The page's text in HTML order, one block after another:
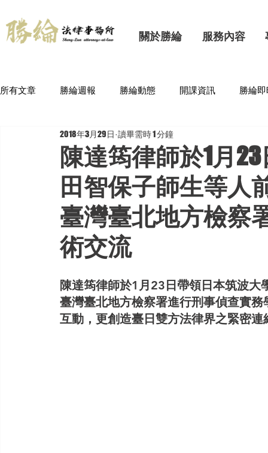
關於勝綸 服務內容
所有文章 勝綸週報 勝綸動態 開課資訊 勝綸
陳達筠律師於1月
田智保子師生等人
臺灣臺北地方檢察
術交流
2018年3月29日 讀畢需時 1 分鐘
陳達筠律師於1月23日帶領日本筑波
臺灣臺北地方檢察署進行刑事偵查實
互動，更創造臺日雙方法律界之緊密連